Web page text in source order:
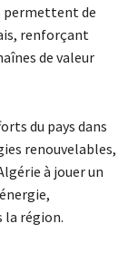
permettent de
renforçant
de valeur
du pays dans
renouvelables,
à jouer un
la région.